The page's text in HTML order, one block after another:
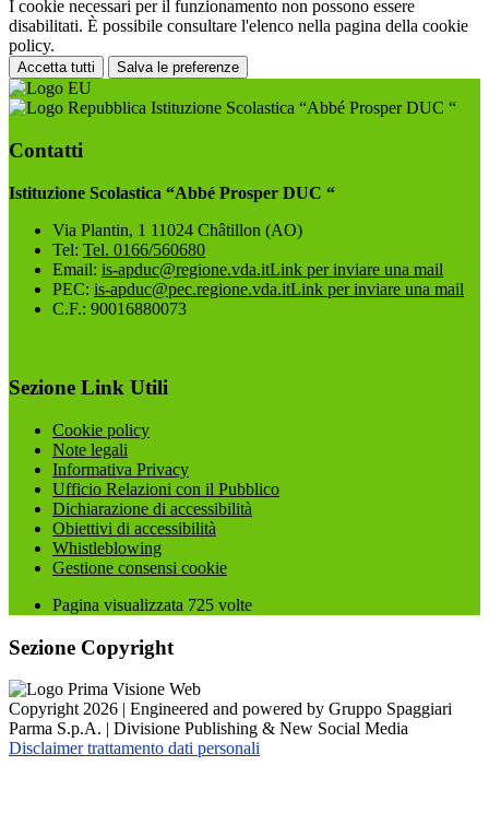
I cookie necessari per il funzionamento non possono essere
disabilitati. È possibile consultare l'elenco nella pagina della cookie
policy.
Accetta tutti Salva le preferenze
Istituzione Scolastica “Abbé Prosper DUC “
Contatti
Istituzione Scolastica “Abbé Prosper DUC “
Via Plantin, 1 11024 Châtillon (AO)
Tel: Tel. 0166/560680
Email: is-apduc@regione.vda.itLink per inviare una mail
PEC: is-apduc@pec.regione.vda.itLink per inviare una mail
C.F.: 90016880073
Sezione Link Utili
Cookie policy
Note legali
Informativa Privacy
Ufficio Relazioni con il Pubblico
Dichiarazione di accessibilità
Obiettivi di accessibilità
Whistleblowing
Gestione consensi cookie
Pagina visualizzata 725 volte
Sezione Copyright
Copyright 2026 | Engineered and powered by Gruppo Spaggiari
Parma S.p.A. | Divisione Publishing & New Social Media
Disclaimer trattamento dati personali